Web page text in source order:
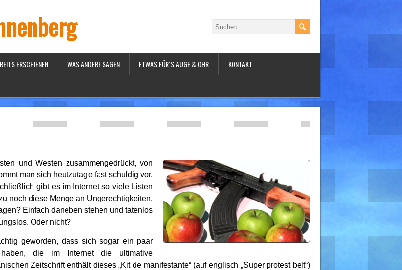
ERSCHIENEN WAS ANDERE SAGEN ETWAS FÜR´S AUGE & OHR KONTAKT
und Westen zusammengedrückt, von
man sich heutzutage fast schuldig vor,
gibt es im Internet so viele Listen
noch diese Menge an Ungerechtigkeiten,
Einfach daneben stehen und tatenlos
Oder nicht?
geworden, dass sich sogar ein paar
haben, die im Internet die ultimative
Zeitschrift enthält dieses „Kit de manifestante“ (auf englisch „Super protest belt“)